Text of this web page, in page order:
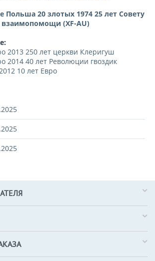
Польша 20 злотых 1974 25 лет Совету
(XF-AU)
2013 250 лет церкви Клеригуш
2014 40 лет Революции гвоздик
10 лет Евро